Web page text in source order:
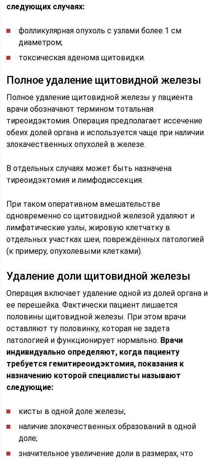
следующих случаях:
фолликулярная опухоль с узлами более 1 см
диаметром;
токсическая аденома щитовидки.
Полное удаление щитовидной железы
Полное удаление щитовидной железы у пациента
врачи обозначают термином тотальная
тиреоидэктомия. Операция предполагает иссечение
обеих долей органа и используется чаще при наличии
злокачественных опухолей в железе.
В отдельных случаях может быть назначена
тиреоидэктомия и лимфодиссекция.
При таком оперативном вмешательстве
одновременно со щитовидной железой удаляют и
лимфатические узлы, жировую клетчатку в
отдельных участках шеи, повреждённых патологией
(к примеру, опухолевыми клетками).
Удаление доли щитовидной железы
Операция включает удаление одной из долей органа и
ее перешейка. Фактически пациент лишается
половины щитовидной железы. При этом врачи
оставляют ту половинку, которая не задета
патологией и функционирует нормально. Врачи
индивидуально определяют, когда пациенту
требуется гемитиреоидэктомия, показания к
назначению которой специалисты называют
следующие:
кисты в одной доле железы;
наличие злокачественных образований в одной
доле;
значительное увеличение доли в размерах, что